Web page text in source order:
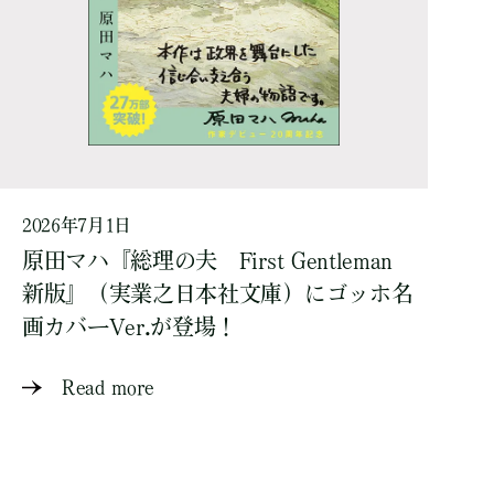
2026年7月1日
原田マハ『総理の夫 First Gentleman
新版』（実業之日本社文庫）にゴッホ名
画カバーVer.が登場！
Read more